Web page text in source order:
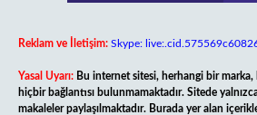
Reklam ve İletişim: Skype:
Yasal Uyarı: Bu internet sitesi, herhangi bir marka,
hiçbir bağlantısı bulunmamaktadır. Sitede
makaleler paylaşılmaktadır. Burada yer alan